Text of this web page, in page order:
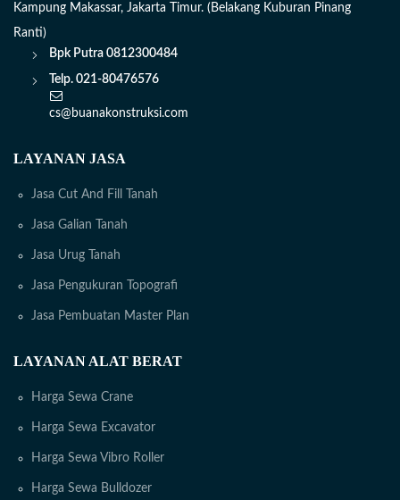
Kampung Makassar, Jakarta Timur. (Belakang Kuburan Pinang
Ranti)
Bpk Putra 0812300484
Telp. 021-80476576
cs@buanakonstruksi.com
LAYANAN JASA
Jasa Cut And Fill Tanah
Jasa Galian Tanah
Jasa Urug Tanah
Jasa Pengukuran Topografi
Jasa Pembuatan Master Plan
LAYANAN ALAT BERAT
Harga Sewa Crane
Harga Sewa Excavator
Harga Sewa Vibro Roller
Harga Sewa Bulldozer